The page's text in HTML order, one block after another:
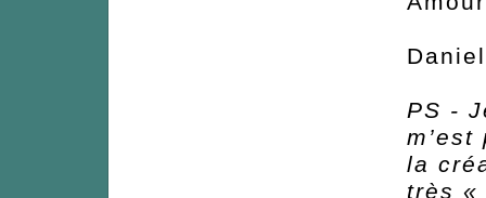
Daniel
PS -
la
très «